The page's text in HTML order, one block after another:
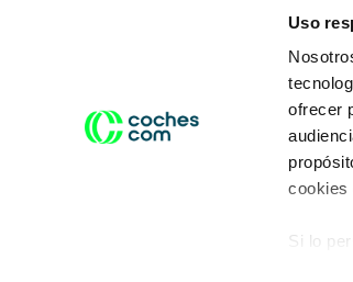
Uso
ofrecer
cookies
Si lo
Conduce tu futuro,
desata tu movilidad